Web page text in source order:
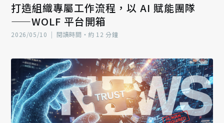
打造組織專屬工作流程，以 AI 賦能團隊
——WOLF 平台開箱
2026/05/10 | 閱讀時間‧約 12 分鐘